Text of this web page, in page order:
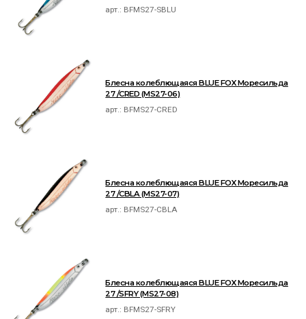
арт.: BFMS27-SBLU
Блесна колеблющаяся BLUE FOX Моресильда
27 /CRED (MS27-06)
арт.: BFMS27-CRED
Блесна колеблющаяся BLUE FOX Моресильда
27 /CBLA (MS27-07)
арт.: BFMS27-CBLA
Блесна колеблющаяся BLUE FOX Моресильда
27 /SFRY (MS27-08)
арт.: BFMS27-SFRY